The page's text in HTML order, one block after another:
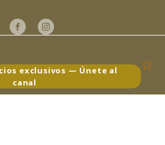
exclusivos — Únete al
canal